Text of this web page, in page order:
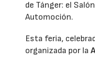
de Tánger: el
Automoción.
Esta feria,
organizada por la